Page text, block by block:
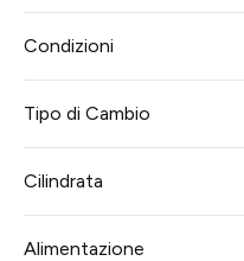
Condizioni
Tipo di Cambio
Cilindrata
Alimentazione